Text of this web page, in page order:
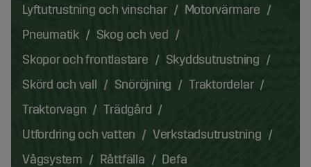
Lyftutrustning och vinschar
Motorvärmare
Pneumatik
Skog och ved
Skopor och frontlastare
Skyddsutrustning
Skörd och vall
Snöröjning
Traktordelar
Traktorvagn
Trädgård
Utfordring och vatten
Verkstadsutrustning
Vågsystem
Råttfälla Defa